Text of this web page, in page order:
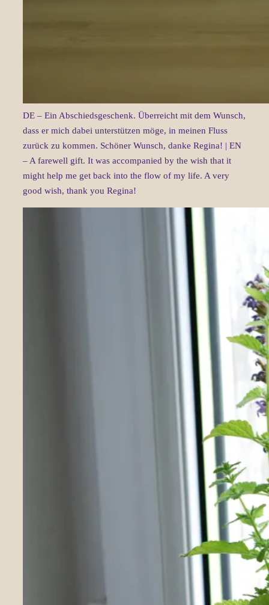
DE – Ein Abschiedsgeschenk. Überreicht mit dem Wunsch,
dass er mich dabei unterstützen möge, in meinen Fluss
zurück zu kommen. Schöner Wunsch, danke Regina! | EN
– A farewell gift. It was accompanied by the wish that it
might help me get back into the flow of my life. A very
good wish, thank you Regina!